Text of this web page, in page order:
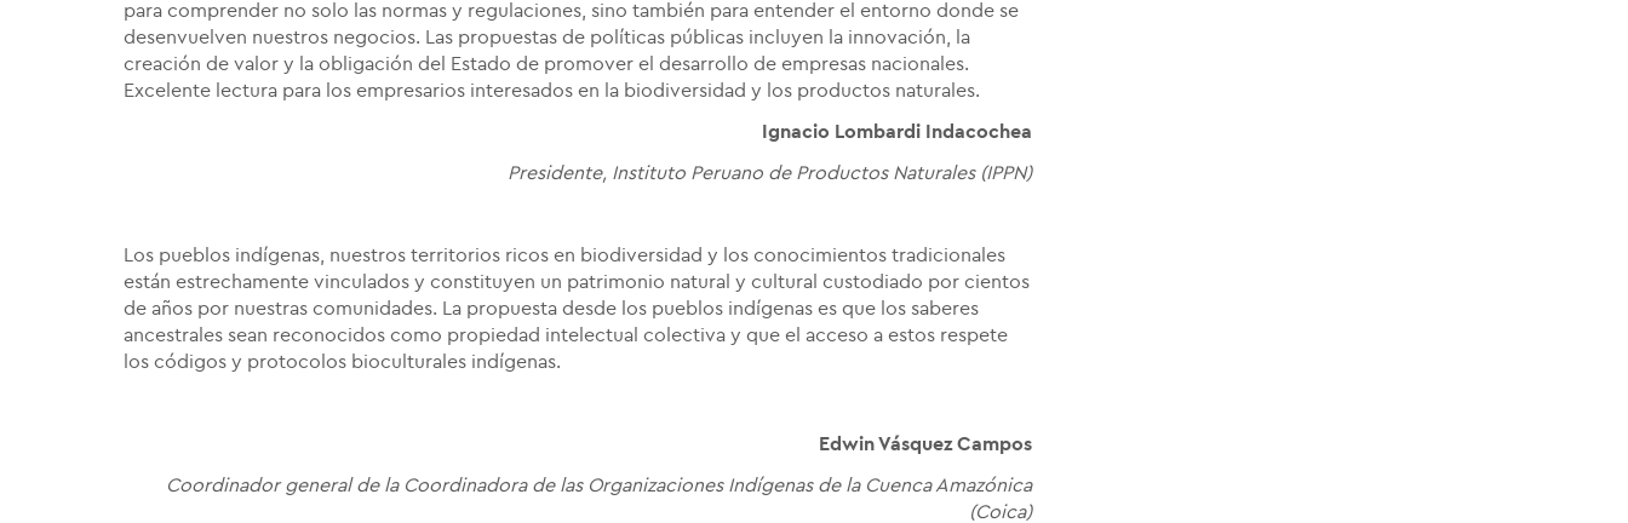
para comprender no solo las normas y regulaciones, sino también para entender el entorno donde se
desenvuelven nuestros negocios. Las propuestas de políticas públicas incluyen la innovación, la
creación de valor y la obligación del Estado de promover el desarrollo de empresas nacionales.
Excelente lectura para los empresarios interesados en la biodiversidad y los productos naturales.
Ignacio Lombardi Indacochea
Presidente, Instituto Peruano de Productos Naturales (IPPN)
Los pueblos indígenas, nuestros territorios ricos en biodiversidad y los conocimientos tradicionales
están estrechamente vinculados y constituyen un patrimonio natural y cultural custodiado por cientos
de años por nuestras comunidades. La propuesta desde los pueblos indígenas es que los saberes
ancestrales sean reconocidos como propiedad intelectual colectiva y que el acceso a estos respete
los códigos y protocolos bioculturales indígenas.
Edwin Vásquez Campos
Coordinador general de la Coordinadora de las Organizaciones Indígenas de la Cuenca Amazónica
(Coica)